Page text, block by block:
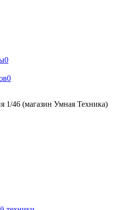
0
0
1/46 (магазин Умная Техника)